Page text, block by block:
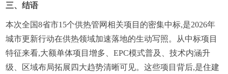
三、结语
本次全国8省市15个供热管网相关项目的密集中标,是2026年
城市更新行动在供热领域加速落地的生动写照。从中标项目
特征来看,大额单体项目增多、EPC模式普及、技术内涵升
级、区域布局拓展四大趋势清晰可见。这些项目背后,是住建